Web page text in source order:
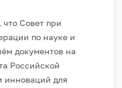
Совет при
по науке и
документов на
Российской
инноваций для